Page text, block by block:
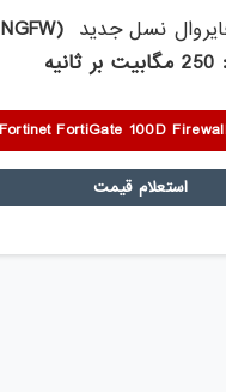
نسل جدید
(NGFW
بر ثانیه
استعلام قیمت